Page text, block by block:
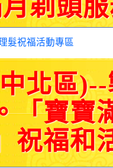
剃頭服
髮祝福活動專區
北區
「寶寶
祝福和